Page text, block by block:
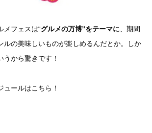
メフェスは“グルメの万博”をテーマに、期間
ルの美味しいものが楽しめるんだとか。しか
うから驚きです！
ールはこちら！